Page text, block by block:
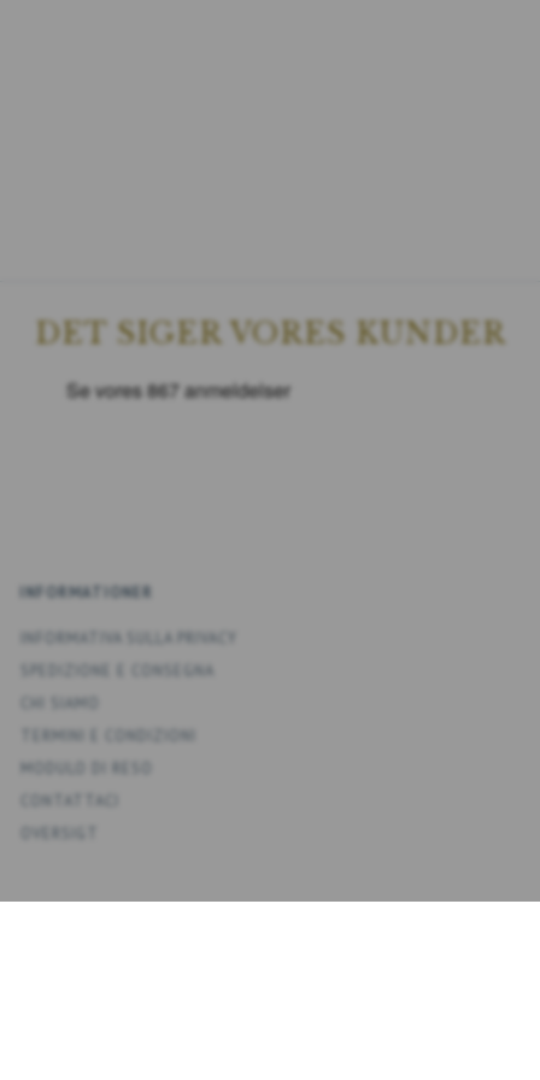
DET SIGER VORES KUNDER
INFORMATIONER
INFORMATIVA SULLA PRIVACY
CHI SIAMO
TERMINI E CONDIZIONI
MODULO DI RESO